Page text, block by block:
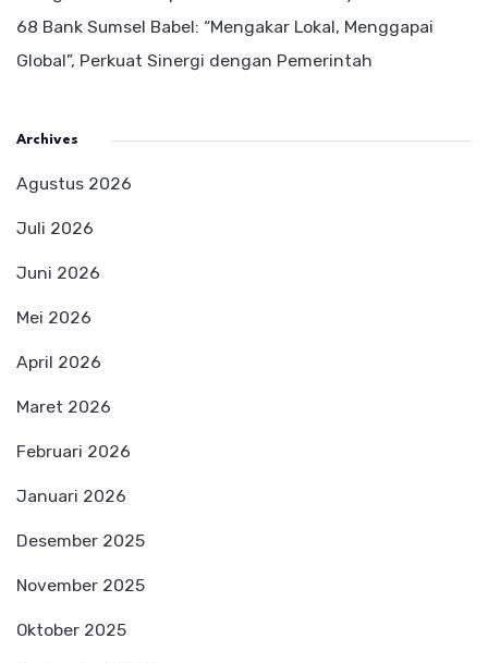
68 Bank Sumsel Babel: “Mengakar Lokal, Menggapai
Global”, Perkuat Sinergi dengan Pemerintah
Archives
Agustus 2026
Juli 2026
Juni 2026
Mei 2026
April 2026
Maret 2026
Februari 2026
Januari 2026
Desember 2025
November 2025
Oktober 2025